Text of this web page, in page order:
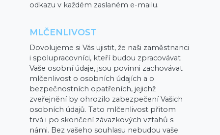
odkazu v každém zaslaném e-mailu.
MLČENLIVOST
Dovolujeme si Vás ujistit, že naši zaměstnanci
i spolupracovníci, kteří budou zpracovávat
Vaše osobní údaje, jsou povinni zachovávat
mlčenlivost o osobních údajích a o
bezpečnostních opatřeních, jejichž
zveřejnění by ohrozilo zabezpečení Vašich
osobních údajů. Tato mlčenlivost přitom
trvá i po skončení závazkových vztahů s
námi. Bez vašeho souhlasu nebudou vaše